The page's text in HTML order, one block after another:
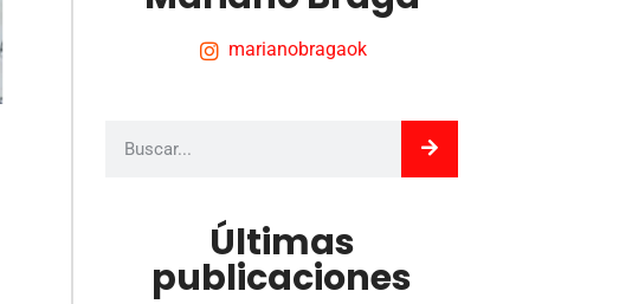
marianobragaok
Últimas
publicaciones